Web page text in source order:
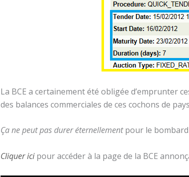
La BCE a certainement été obligée d’emprunter
des balances commerciales de ces cochons de
Ça ne peut pas durer éternellementpour le
Cliquer ici pour accéder à la page de la BCE